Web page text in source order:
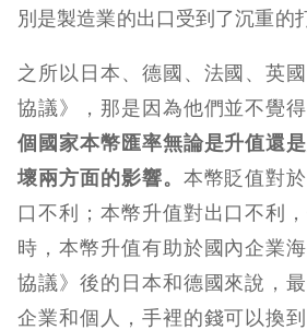
別是製造業的出口受到了沉重的
之所以日本、德國、法國、英
協議》，那是因為他們並不覺
個國家本幣匯率無論是升值還
壞兩方面的影響。 本幣貶值對
口不利；本幣升值對出口不利
時，本幣升值有助於國內企業
協議》後的日本和德國來說，
企業和個人，手裡的錢可以換